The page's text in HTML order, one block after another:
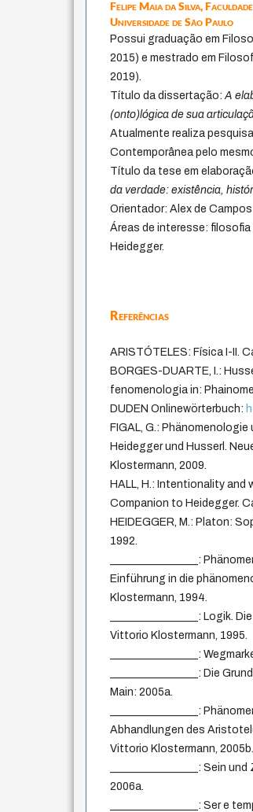
Felipe Maia da Silva,
Universidade de São Paulo
Possui graduação em
2015) e mestrado em
2019).
Título da dissertação:A
(onto)lógica de sua
Atualmente realiza
Contemporânea pelo
Título da tese em
da verdade: existência,
Orientador: Alex de Campos
Áreas de interesse:
Heidegger.
Referências
ARISTÓTELES: Física I-II.
BORGES-DUARTE, I.:
fenomenologia in:
DUDEN Onlinewörterbuch:
FIGAL, G.: Phänomenologie
Heidegger und Husserl.
Klostermann, 2009.
HALL, H.: Intentionality and
Companion to Heidegger.
HEIDEGGER, M.: Platon:
1992.
________________:
Einführung in die
Klostermann, 1994.
________________: Logik.
Vittorio Klostermann, 1995.
________________:
________________: Die
Main: 2005a.
________________:
Abhandlungen des
Vittorio Klostermann, 2005b.
________________: Sein
2006a.
________________: Ser e